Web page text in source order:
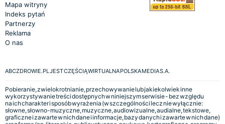
Mapa witryny
Indeks pytań
Partnerzy
Reklama
O nas
ABCZDROWIE.PL JEST CZĘŚCIĄ WIRTUALNA POLSKA MEDIA S.A.
Pobieranie, zwielokrotnianie, przechowywanie lub jakiekolwiek inne
wykorzystywanie treści dostępnych w niniejszym serwisie - bez względu
na ich charakter i sposób wyrażenia (w szczególności lecz nie wyłącznie:
słowne, słowno-muzyczne, muzyczne, audiowizualne, audialne, tekstowe,
graficzne i zawarte w nich dane i informacje, bazy danych i zawarte w nich dane)